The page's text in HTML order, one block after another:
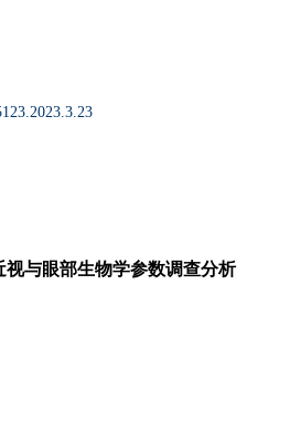
视与眼部生物学参数调查分析